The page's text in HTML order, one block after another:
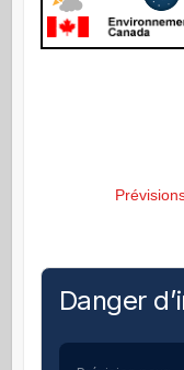
Danger